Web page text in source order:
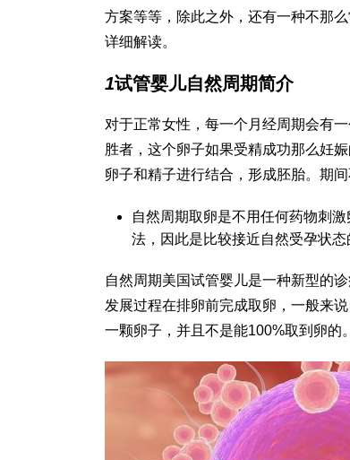
方案等等，除此之外，还有一种不那
详细解读。
1试管婴儿自然周期简介
对于正常女性，每一个月经周期会有
胜者，这个卵子如果受精成功那么妊
卵子和精子进行结合，形成胚胎。期
自然周期取卵是不用任何药物刺
法，因此是比较接近自然受孕状态
自然周期美国试管婴儿是一种新型的
发展过程在排卵前完成取卵，一般来
一颗卵子，并且不是能100%取到卵的